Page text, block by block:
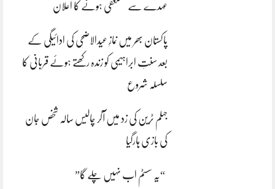
عہدے سے مستعفی ہونے کا اعلان
پاکستان بھر میں نمازِ عیدالاضحی کی ادائیگی کے
بعد سنتِ ابراہیمی کو زندہ رکھتے ہوئے قربانی کا
سلسلہ شروع
جہلم ٹرین کی زد میں آکر چالیس سالہ شخص جان
کی بازی ہارگیا
“یہ سسٹم اب نہیں چلے گا”